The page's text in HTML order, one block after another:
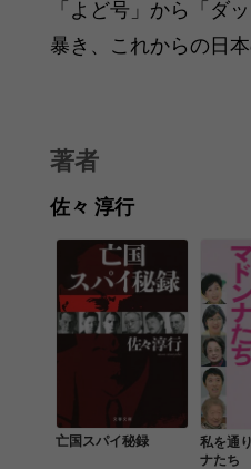
「よど号」から「ダ
暴き、これからの日
著者
佐々 淳行
亡国スパイ秘録
私を通
ナたち